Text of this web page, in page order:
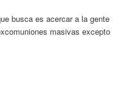
busca es acercar a la gente
masivas excepto